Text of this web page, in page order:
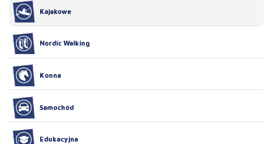
Kajakowe
Nordic Walking
Konna
Samochód
Edukacyjna